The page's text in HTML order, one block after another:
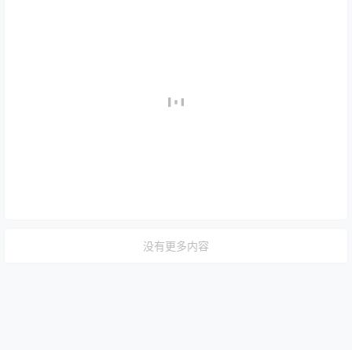
没有更多内容